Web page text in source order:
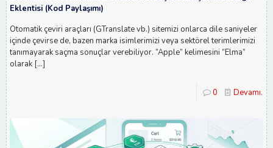
Eklentisi (Kod Paylaşımı)
Otomatik çeviri araçları (GTranslate vb.) sitemizi onlarca dile saniyeler
içinde çevirse de, bazen marka isimlerimizi veya sektörel terimlerimizi
tanımayarak saçma sonuçlar verebiliyor. “Apple” kelimesini “Elma”
olarak […]
0 Devamı...